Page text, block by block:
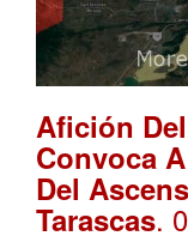
Afición
Convoca
Del
Tarascas.